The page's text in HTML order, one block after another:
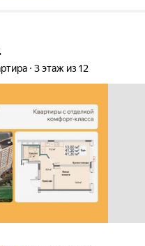
3 этаж из 12